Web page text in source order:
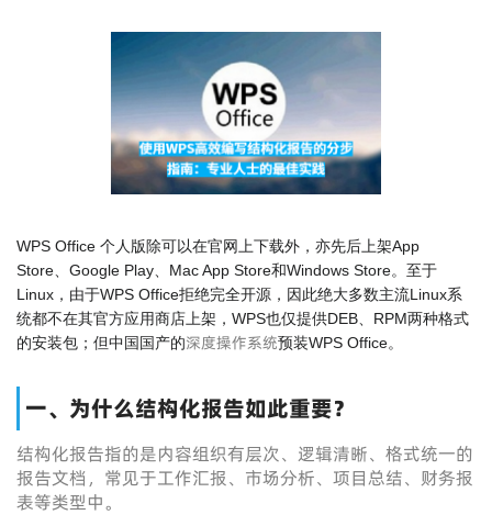
WPS Office 个人版除可以在官网上下载外，亦先后上架App
Store、Google Play、Mac App Store和Windows Store。至于
Linux，由于WPS Office拒绝完全开源，因此绝大多数主流Linux系
统都不在其官方应用商店上架，WPS也仅提供DEB、RPM两种格式
的安装包；但中国国产的深度操作系统预装WPS Office。
一、为什么结构化报告如此重要？
结构化报告指的是内容组织有层次、逻辑清晰、格式统一的
报告文档，常见于工作汇报、市场分析、项目总结、财务报
表等类型中。